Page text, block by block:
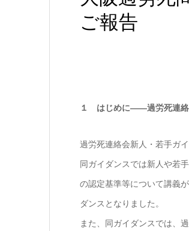
ご報告
１ はじめに――過労死連絡
過労死連絡会新人・若手ガ
同ガイダンスでは新人や若
の認定基準等について講義
ダンスとなりました。
また、同ガイダンスでは、